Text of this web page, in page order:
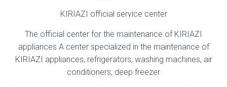
KIRIAZI official service center
The official center for the maintenance of KIRIAZI
appliances A center specialized in the maintenance of
KIRIAZI appliances, refrigerators, washing machines, air
conditioners, deep freezer